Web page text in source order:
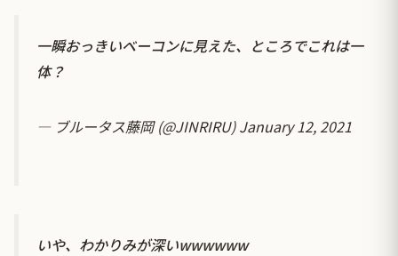
一瞬おっきいベーコンに見えた、ところでこれは一
体？
— ブルータス藤岡 (@JINRIRU)January 12, 2021
いや、わかりみが深いwwwwww